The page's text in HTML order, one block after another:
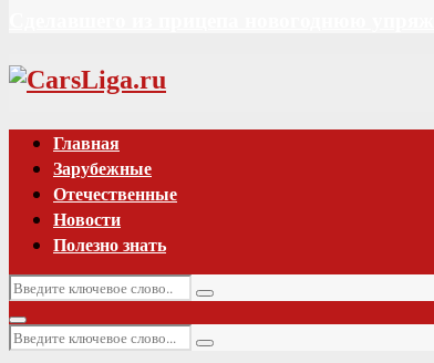
Vk
Главная
Зарубежные
Отечественные
Новости
Полезно знать
Искать:
Поиск
Основное
меню
Искать:
Поиск